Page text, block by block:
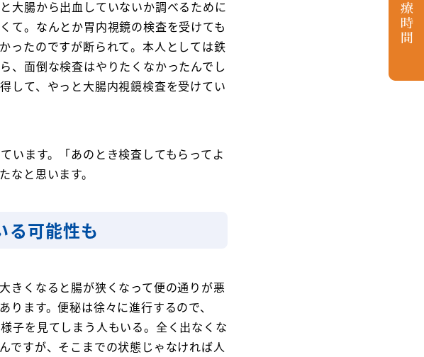
大腸から出血していないか調べるために
て。なんとか胃内視鏡の検査を受けても
ったのですが断られて。本人としては鉄
、面倒な検査はやりたくなかったんでし
して、やっと大腸内視鏡検査を受けてい
います。「あのとき検査してもらってよ
と思います。
る可能性も
きくなると腸が狭くなって便の通りが悪
ます。便秘は徐々に進行するので、
子を見てしまう人もいる。全く出なくな
ですが、そこまでの状態じゃなければ人